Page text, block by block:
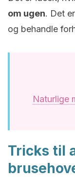
om ugen. Det
og behandle
Naturlige
Tricks til